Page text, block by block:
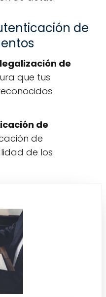
de
de
que tus
de
de
de los